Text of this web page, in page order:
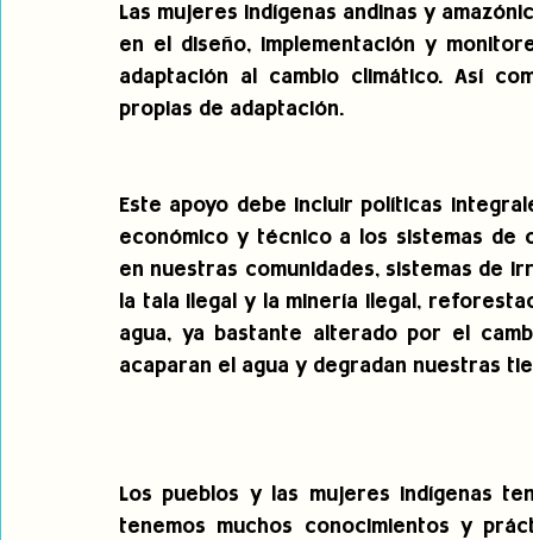
Las mujeres indígenas andinas y
en el diseño, implementación y
adaptación al cambio climático. Así
propias de adaptación.
Este apoyo debe incluir políticas
económico y técnico a los sistemas de
en nuestras comunidades, sistemas de
la tala ilegal y la minería ilegal,
agua, ya bastante alterado por el
acaparan el agua y degradan nuestras
Los pueblos y las mujeres indígenas
tenemos muchos conocimientos y